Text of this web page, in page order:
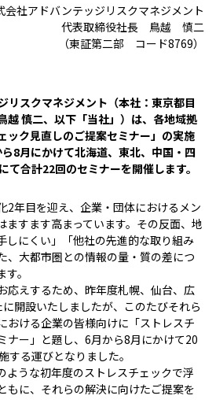
会社アドバンテッジリスクマネジメント
代表取締役社長 鳥越 慎二
（東証第二部 コード8769）
リスクマネジメント（本社：東京都目
越 慎二、以下「当社」）は、各地域拠
ック見直しのご提案セミナー」の実施
8月にかけて北海道、東北、中国・四
て合計22回のセミナーを開催します。
2年目を迎え、企業・団体におけるメン
ますます高まっています。その反面、地
しにくい」「他社の先進的な取り組み
、大都市圏との情報の量・質の差につ
。
応えするため、昨年度札幌、仙台、広
開設いたしましたが、このたびそれら
おける企業の皆様向けに「ストレスチ
ナー」と題し、6月から8月にかけて20
する運びとなりました。
うな初年度のストレスチェックで浮
もに、それらの解決に向けたご提案を